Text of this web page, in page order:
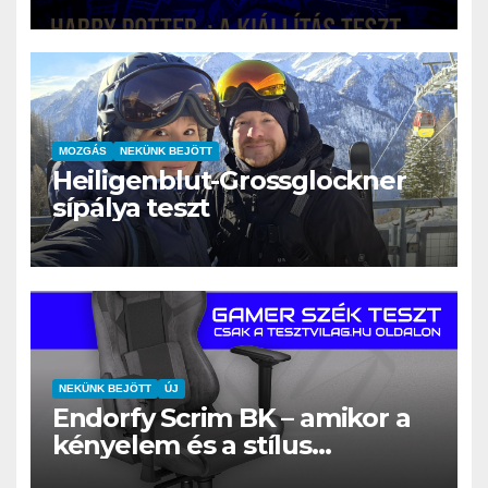
nap Szentendrén
MOZGÁS NEKÜNK BEJÖTT
Heiligenblut-Grossglockner
sípálya teszt
NEKÜNK BEJÖTT ÚJ
Endorfy Scrim BK – amikor a
kényelem és a stílus
találkozik a gamer világgal